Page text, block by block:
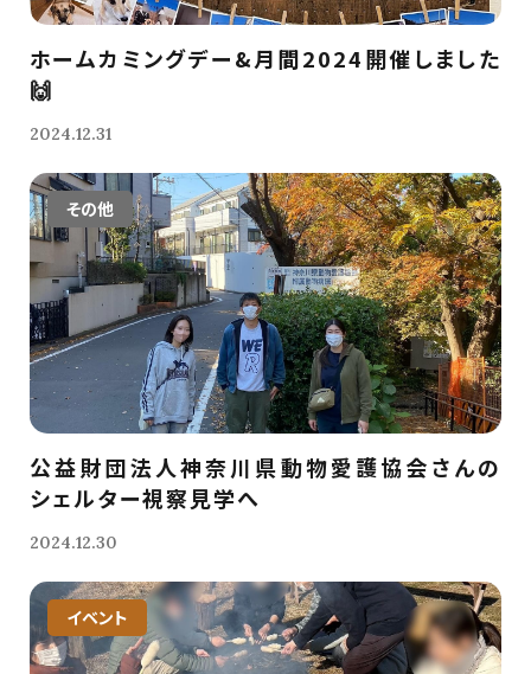
ホームカミングデー&月間2024開催しました
🙌
2024.12.31
その他
公益財団法人神奈川県動物愛護協会さんの
シェルター視察見学へ
2024.12.30
イベント